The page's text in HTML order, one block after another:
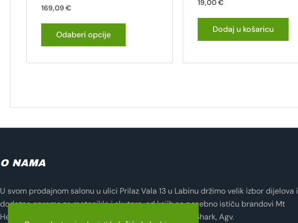
169,09€
Odaberi opcije
19,00€
Dodaj u košaricu
O NAMA
U svom prodajnom salonu u ulici Prilaz Vala 13 u Labinu držimo velik izbor dijelova i
dodatne opreme za motocikle i skutere, od kojih se posebno ističu brandovi Mt
Helmets, Lampa, Evotech, Seventy Degrees, Zandona, Shark, Agv.